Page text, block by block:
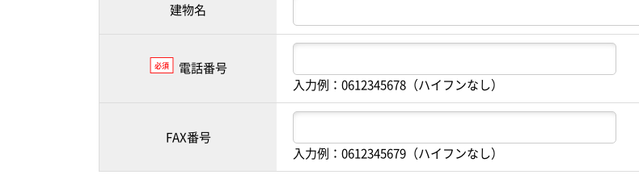
建物名
必須
電話番号
入力例：0612345678（ハイフンなし）
FAX番号
入力例：0612345679（ハイフンなし）